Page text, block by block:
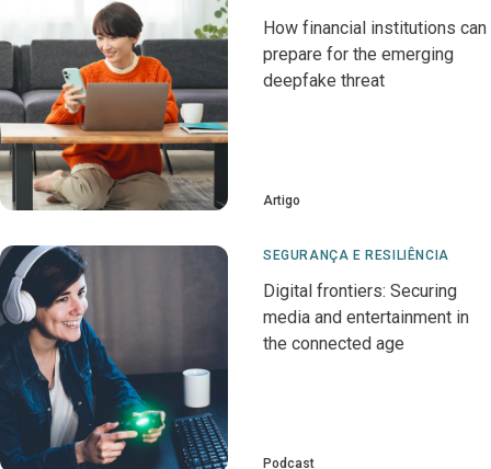
How financial institutions can
prepare for the emerging
deepfake threat
Artigo
SEGURANÇA E RESILIÊNCIA
Digital frontiers: Securing
media and entertainment in
the connected age
Podcast